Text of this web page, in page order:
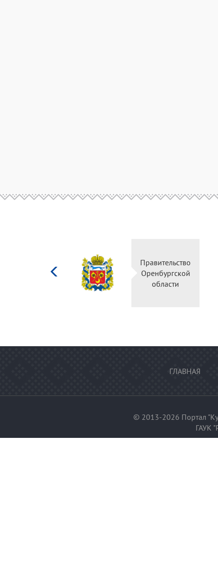
Правительство
Оренбургской
области
ГЛАВНАЯ
© 2013-2026 Портал
ГАУК